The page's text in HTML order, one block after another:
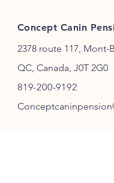
Concept Canin
2378 route 117, Mont-
QC, Canada, J0T 2G0
819-200-9192